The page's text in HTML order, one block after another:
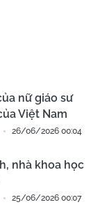
nữ giáo sư
Việt Nam
26/06/2026 00:04
nhà khoa học
25/06/2026 00:07